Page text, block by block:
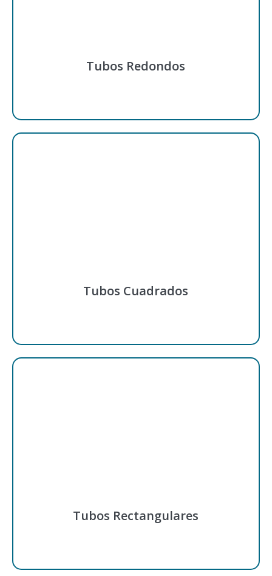
Tubos Redondos
Tubos Cuadrados
Tubos Rectangulares